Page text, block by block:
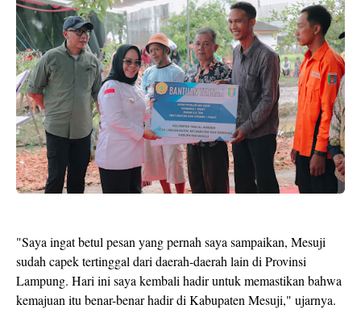
"Saya ingat betul pesan yang pernah saya sampaikan, Mesuji
sudah capek tertinggal dari daerah-daerah lain di Provinsi
Lampung. Hari ini saya kembali hadir untuk memastikan bahwa
kemajuan itu benar-benar hadir di Kabupaten Mesuji," ujarnya.